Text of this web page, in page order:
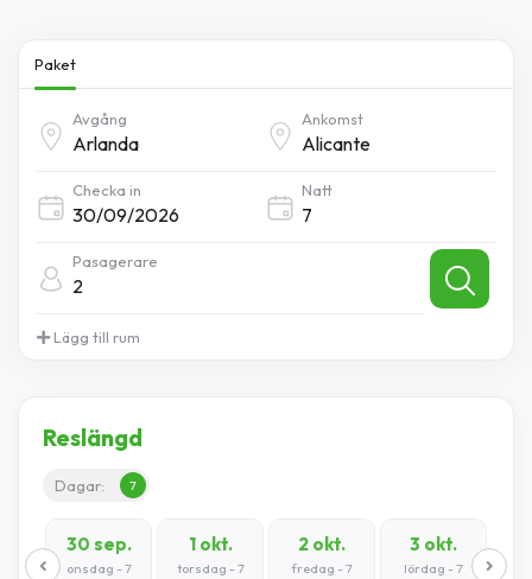
Paket
Avgång Ankomst
Checka in Natt
Pasagerare
2
Lägg till rum
Reslängd
Dagar: 7
30 sep.
onsdag - 7
1 okt.
torsdag - 7
2 okt.
fredag - 7
3 okt.
lördag - 7